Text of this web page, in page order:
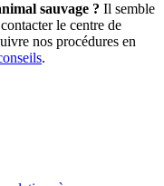
sauvage ? Il semble
le centre de
nos procédures en
.